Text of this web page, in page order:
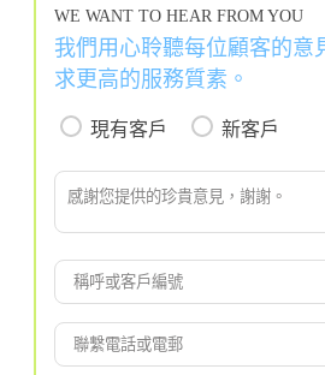
WE WANT TO HEAR FROM YOU
我們用心聆聽每位顧客的意
求更高的服務質素。
現有客戶 新客戶